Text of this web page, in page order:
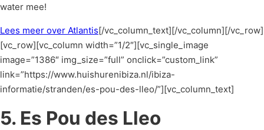
water mee!
Lees meer over Atlantis[/vc_column_text][/vc_column][/vc_row]
[vc_row][vc_column width=”1/2″][vc_single_image
image=”1386″ img_size=”full” onclick=”custom_link”
link=”https://www.huishurenibiza.nl/ibiza-
informatie/stranden/es-pou-des-lleo/”][vc_column_text]
5. Es Pou des Lleo